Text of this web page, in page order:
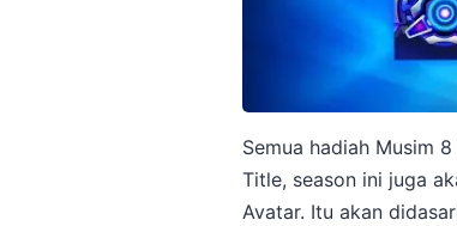
Semua hadiah Musim
Title, season ini juga
Avatar. Itu akan